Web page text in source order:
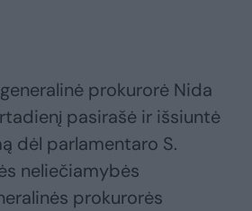
prokurorė Nida
pasirašė ir išsiuntė
dėl parlamentaro S.
neliečiamybės
prokurorės